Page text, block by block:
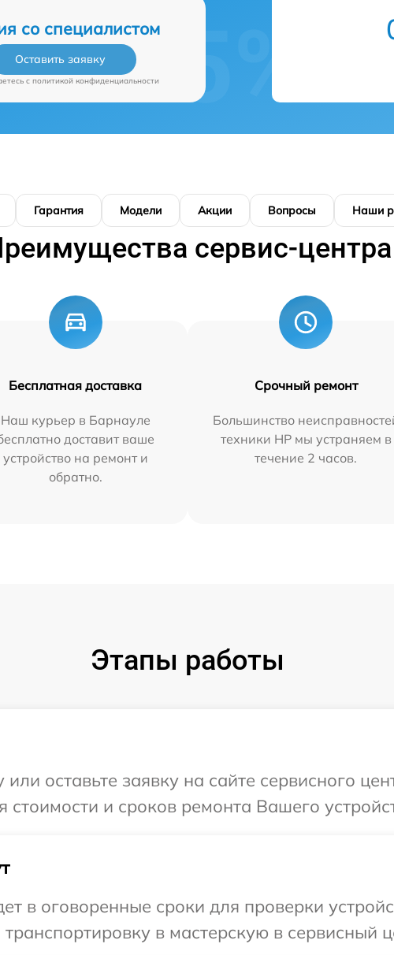
со специалистом
Оставить заявку
c политикой конфиденциальности
Гарантия Модели Акции Вопросы Наши
сервис-центра
Бесплатная доставка
Наш курьер в Барнауле
доставит ваше
устройство на ремонт и
обратно.
Срочный ремонт
Большинство
техники HP мы устраняем в
течение 2 часов.
Этапы работы
оставьте заявку на сайте сервисного
стоимости и сроков ремонта Вашего
в оговоренные сроки для проверки
в мастерскую в сервисный